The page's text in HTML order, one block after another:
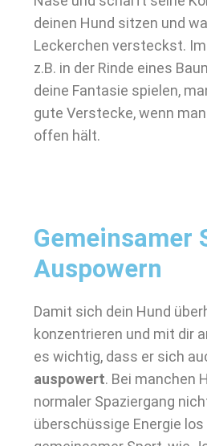
deinen Hund sitzen und
Leckerchen versteckst.
z.B. in der Rinde eines
deine Fantasie spielen,
gute Verstecke, wenn
offen hält.
Gemeinsamer
Auspowern
Damit sich dein Hund
konzentrieren und mit dir
es wichtig, dass er sich
auspowert. Bei manchen
normaler Spaziergang
überschüssige Energie